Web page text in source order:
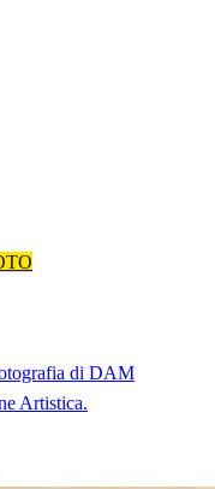
di DAM
Artistica.